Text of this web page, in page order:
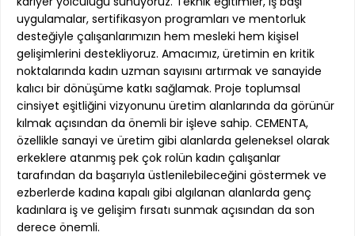
uygulamalar, sertifikasyon programları ve mentorluk
desteğiyle çalışanlarımızın hem mesleki hem kişisel
gelişimlerini destekliyoruz. Amacımız, üretimin en kritik
noktalarında kadın uzman sayısını artırmak ve sanayide
kalıcı bir dönüşüme katkı sağlamak. Proje toplumsal
cinsiyet eşitliğini vizyonunu üretim alanlarında da görünür
kılmak açısından da önemli bir işleve sahip. CEMENTA,
özellikle sanayi ve üretim gibi alanlarda geleneksel olarak
erkeklere atanmış pek çok rolün kadın çalışanlar
tarafından da başarıyla üstlenilebileceğini göstermek ve
ezberlerde kadına kapalı gibi algılanan alanlarda genç
kadınlara iş ve gelişim fırsatı sunmak açısından da son
derece önemli.